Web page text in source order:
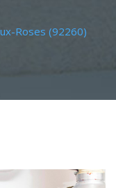
Roses (92260)